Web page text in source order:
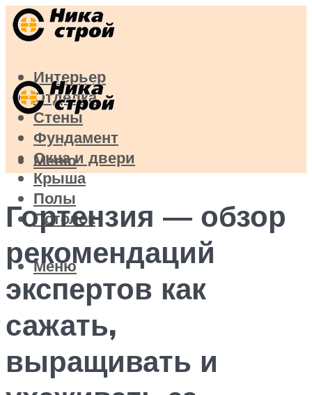
Интерьер
Отделка
Стены
Фундамент
Окна и двери
Крыша
Полы
Потолок
Меню
Меню
Гортензия — обзор
рекомендаций
экспертов как
сажать,
выращивать и